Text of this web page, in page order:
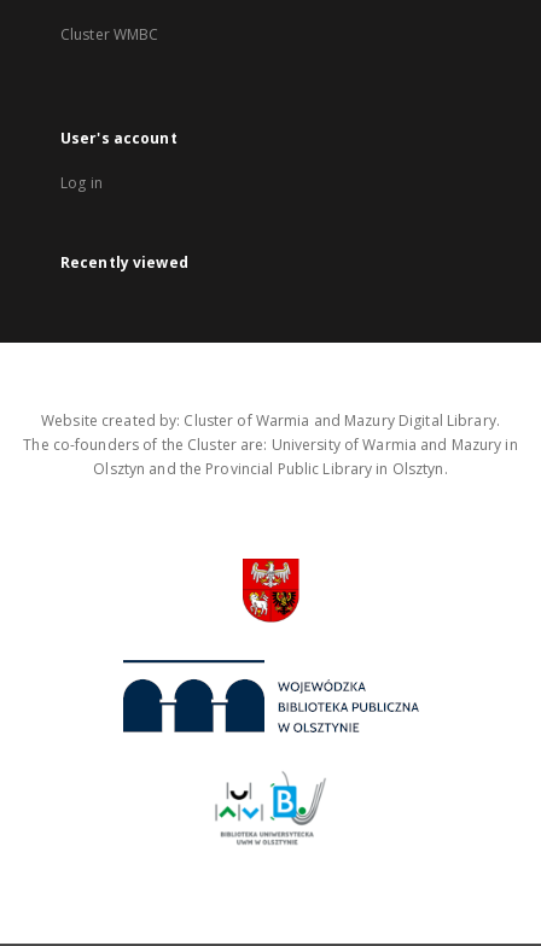
Cluster WMBC
User's account
Log in
Recently viewed
Website created by: Cluster of Warmia and Mazury Digital Library.
The co-founders of the Cluster are: University of Warmia and Mazury in
Olsztyn and the Provincial Public Library in Olsztyn.